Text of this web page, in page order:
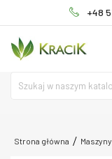
+48
Strona główna